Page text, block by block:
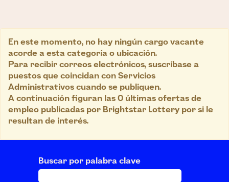
En este momento, no hay ningún cargo vacante
acorde a esta categoría o ubicación.
Para recibir correos electrónicos, suscríbase a
puestos que coincidan con Servicios
Administrativos cuando se publiquen.
A continuación figuran las 0 últimas ofertas de
empleo publicadas por Brightstar Lottery por si le
resultan de interés.
Buscar por palabra clave